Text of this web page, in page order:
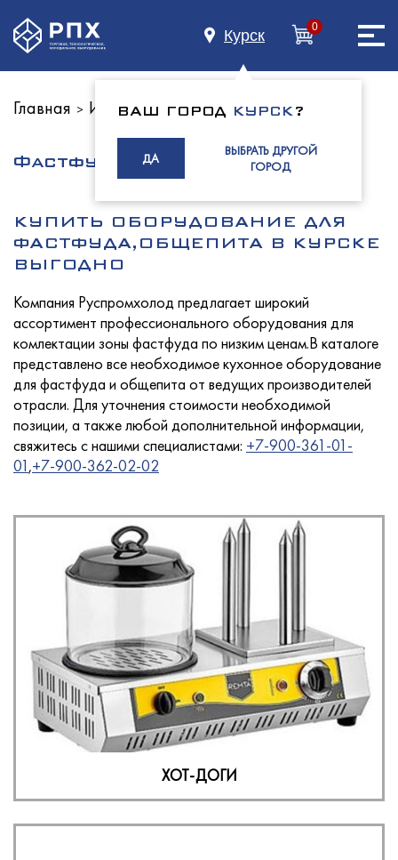
Курск
ВАШ ГОРОД КУРСК?
ДА
ВЫБРАТЬ ДРУГОЙ
ГОРОД
0
О нас
Каталог
Индустриям
Новости
Для покупателей
Контакты
Главная > Индустриям
Фастфуд,общепит
КУПИТЬ ОБОРУДОВАНИЕ ДЛЯ
ФАСТФУДА,ОБЩЕПИТА В КУРСКЕ
ВЫГОДНО
Компания Руспромхолод предлагает широкий
ассортимент профессионального оборудования для
комлектации зоны фастфуда по низким ценам.В каталоге
представлено все необходимое кухонное оборудование
для фастфуда и общепита от ведущих производителей
отрасли. Для уточнения стоимости необходимой
позиции, а также любой дополнительной информации,
свяжитесь с нашими специалистами: +7-900-361-01-
01,+7-900-362-02-02
ХОТ-ДОГИ